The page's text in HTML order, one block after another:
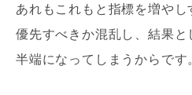
あれもこれもと指標を増や
優先すべきか混乱し、結果
半端になってしまうからです